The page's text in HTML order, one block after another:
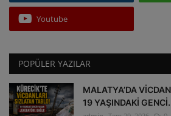
Youtube
POPÜLER YAZILAR
MALATYA’DA
19 YAŞINDAKİ